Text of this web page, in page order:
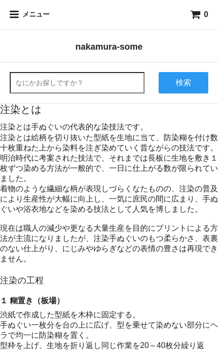
メニュー 0
nakamura-some
検索
注染とは
注染とは手ぬぐいの代表的な染技法です。
注染とは絵柄を切り抜いた型紙を生地に当て、防染糊を付け数
十枚重ねた上から染料を注ぎ染めていく昔ながらの技法です。
明治時代に考案された技法で、それまでは長板に生地を敷き１
枚ずつ染める方法が一般的で、一日に仕上がる数が限られてい
ました。
着物のような繊細な柄が表現しづらくなたものの、注染の普及
により生産性が大幅に向上し、一気に庶民の間に広まり、手ぬ
ぐいや浴衣地などを染める技法として人気を博しました。
現在は職人の減少や更なる大量生産を目的にプリントによる方
法が主流になりましたが、注染手ぬぐいのもつ柔らかさ、表裏
のない仕上がり、にじみやゆらぎなどの表情の豊さは再現でき
ません。
注染の工程
１ 糊置き（板場）
渋紙で作成した型紙を木枠に固定する。
手ぬぐい一枚分を台の上に広げ、型を乗せて染めない部分にヘ
ラで均一に防染糊を置く。
型枠を上げ、生地を折り返し同じ作業を20～40枚分繰り返